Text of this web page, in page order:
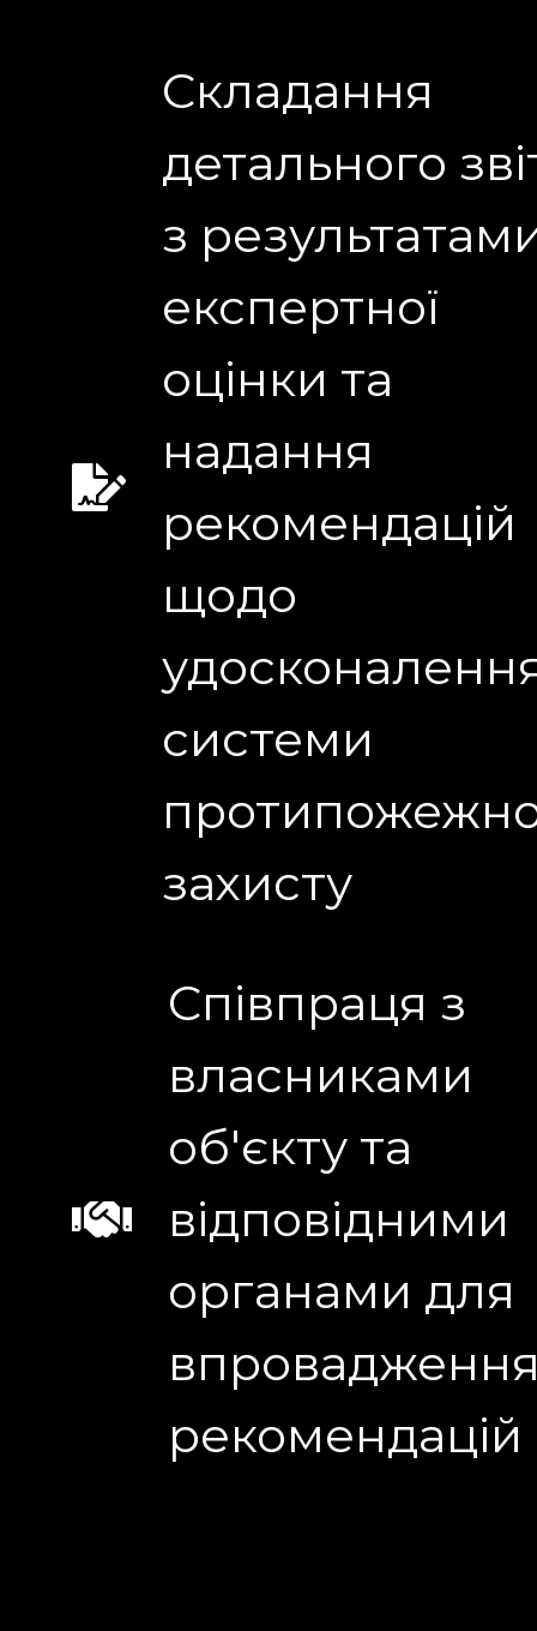
Складання
детального
з
експертної
оцінки та
надання
рекомендацій
щодо
системи
захисту
Співпраця з
власниками
об'єкту та
відповідними
органами для
рекомендацій